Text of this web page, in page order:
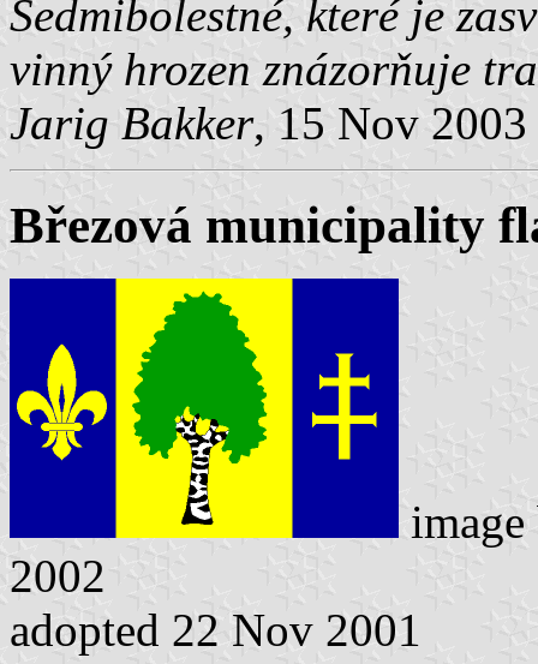
Sedmibolestné, které je
vinný hrozen znázorňuje
Jarig Bakker, 15 Nov 2003
Březová municipality
2002
adopted 22 Nov 2001